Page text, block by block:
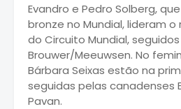
Evandro e Pedro Solberg,
bronze no Mundial, lideram o
do Circuito Mundial,
Brouwer/Meeuwsen. No
Bárbara Seixas estão na
seguidas pelas canadenses
Pavan.